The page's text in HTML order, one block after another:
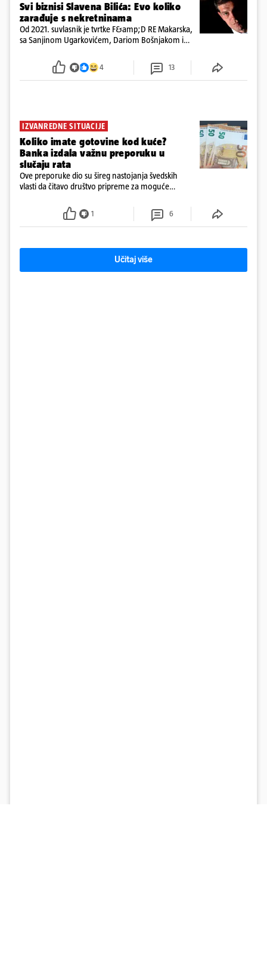
Svi biznisi Slavena Bilića: Evo koliko
zarađuje s nekretninama
Od 2021. suvlasnik je tvrtke F&amp;D RE Makarska,
sa Sanjinom Ugarkovićem, Dariom Bošnjakom i
poslovanje nekretninama, a od osnutka nema
zaposlenih
4 13
IZVANREDNE SITUACIJE
Koliko imate gotovine kod kuće?
Banka izdala važnu preporuku u
slučaju rata
Ove preporuke dio su šireg nastojanja švedskih
vlasti da čitavo društvo pripreme za moguće
1 6
Učitaj više